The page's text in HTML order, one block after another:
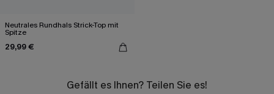
Neutrales Rundhals Strick-Top mit
Spitze
29,99 €
Gefällt es Ihnen? Teilen Sie es!